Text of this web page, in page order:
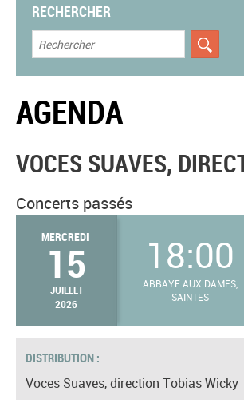
RECHERCHER
AGENDA
VOCES SUAVES,
Concerts passés
MERCREDI
15
JUILLET
2026
18:00
ABBAYE AUX DAMES,
SAINTES
DISTRIBUTION :
Voces Suaves, direction Tobias Wicky